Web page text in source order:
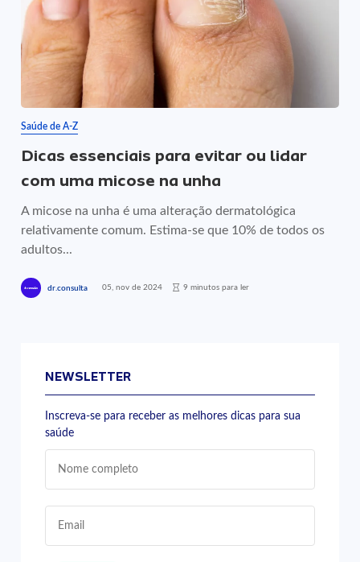
Saúde de A-Z
Dicas essenciais para evitar ou lidar
com uma micose na unha
A micose na unha é uma alteração dermatológica
relativamente comum. Estima-se que 10% de todos os
adultos...
dr.consulta 05, nov de 2024 9 minutos para ler
NEWSLETTER
Inscreva-se para receber as melhores dicas para sua
saúde